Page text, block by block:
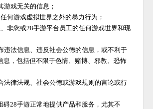
游戏无关的信息；
何游戏虚拟世界之外的暴力行为；
非您或28手游平台员工的任何游戏世界和现
违法信息、违反社会公德的信息，或不利于
息，包括但不限于色情、赌博、邪教、恐怖
法律法规、社会公德或游戏规则的言论或行
碍28手游正常地提供产品和服务，尤其不